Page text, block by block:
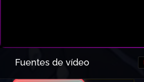
Fuentes de vídeo